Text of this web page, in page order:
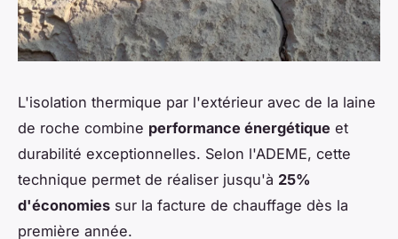
L'isolation thermique par l'extérieur avec de la laine
de roche combine performance énergétique et
durabilité exceptionnelles. Selon l'ADEME, cette
technique permet de réaliser jusqu'à 25%
d'économies sur la facture de chauffage dès la
première année.